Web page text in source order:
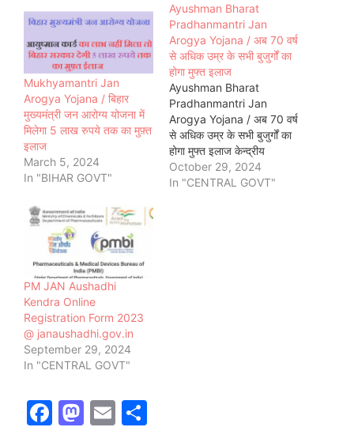
Mukhyamantri Jan
Arogya Yojana / बिहार
मुख्यमंत्री जन आरोग्य योजना में
मिलेगा 5 लाख रुपये तक का मुफ़्त
इलाज
March 5, 2024
In "BIHAR GOVT"
Ayushman Bharat
Pradhanmantri Jan
Arogya Yojana / अब 70 वर्ष
से अधिक उम्र के सभी बुजुर्गों का
होगा मुफ्त इलाज
Ayushman Bharat
Pradhanmantri Jan
Arogya Yojana / अब 70 वर्ष
से अधिक उम्र के सभी बुजुर्गों का
होगा मुफ्त इलाज केन्द्रीय
मंत्रिमंडल ने 11 सितम्बर 2024
को आयुष्मान भारत प्रधानमंत्री
October 29, 2024
In "CENTRAL GOVT"
PM JAN Aushadhi
Kendra Online
Registration Form 2023
@ janaushadhi.gov.in
September 29, 2024
In "CENTRAL GOVT"
F
M E